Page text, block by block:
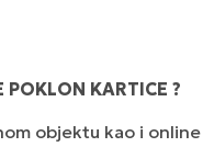
POKLON KARTICE ?
objektu kao i online